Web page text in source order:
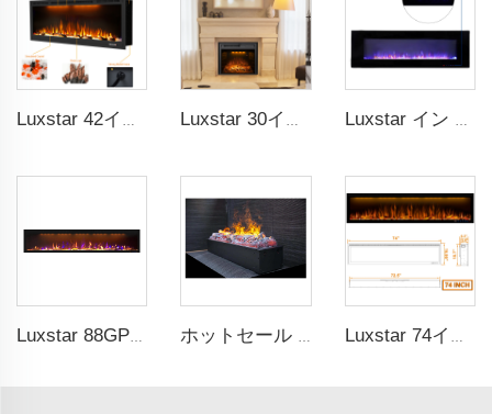
Luxstar 88GP インチ 室内 メディア 電気式暖炉ヒーター ロイヤルスリム 1.5KW 暖炉 アプリコントロール リモコン ホットセール カセット 1000インチ 3D 水 真実の煙 火炎 蒸気 スチーム ファイアプレイス デコレーショナル 電動ファイアプレイス Luxstar 74インチ 電気暖炉サプライヤー 工場直販 WiFi対応 Alexaコントロール付き 装飾用電気暖炉